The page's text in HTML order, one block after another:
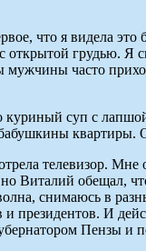
что я видела
грудью.
часто
куриный суп с
телевизор.
Виталий обещал,
снимаюсь в
И
Пензы и